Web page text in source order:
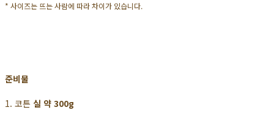
* 사이즈는 뜨는 사람에 따라 차이가 있습니다.
준비물
1. 코튼 실 약 300g